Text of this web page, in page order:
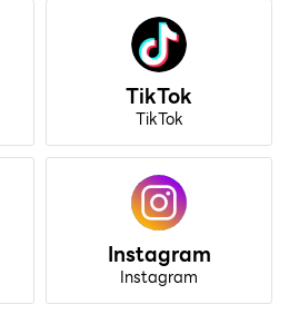
TikTok
TikTok
Instagram
Instagram